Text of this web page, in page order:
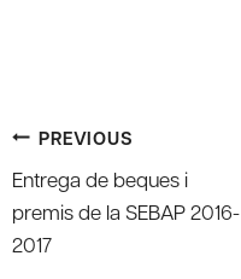
Post
navigation
PREVIOUS
Entrega de beques i
premis de la SEBAP 2016-
2017